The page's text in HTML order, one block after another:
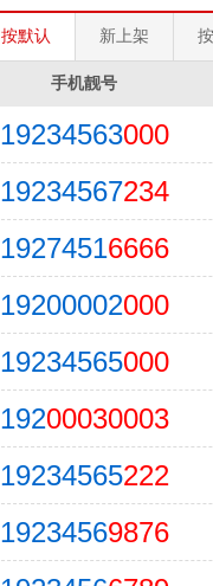
按默认 新上架
手机靓号
19234563000
19234567234
19274516666
19200002000
19234565000
19200030003
19234565222
19234569876